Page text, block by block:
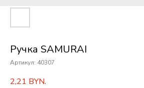
Ручка SAMURAI
Артикул: 40307
2,21 BYN.